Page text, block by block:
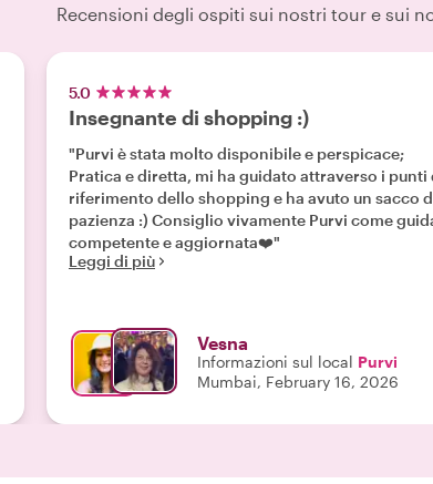
Recensioni degli ospiti sui nostri tour e sui
5.0
Insegnante di shopping :)
"Purvi è stata molto disponibile e perspicace;
Pratica e diretta, mi ha guidato attraverso i punti
riferimento dello shopping e ha avuto un sacco
pazienza :) Consiglio vivamente Purvi come guida
competente e aggiornata❤️"
Leggi di più
Vesna
Informazioni sul local Purvi
Mumbai, February 16, 2026